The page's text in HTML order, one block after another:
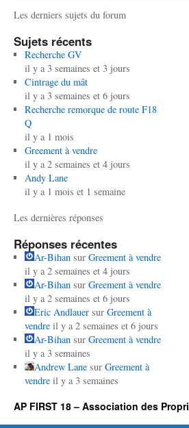
Les derniers sujets du forum
Sujets récents
Recherche GV
il y a 3 semaines et 3 jours
Cintrage du mât
il y a 3 semaines et 6 jours
Recherche remorque de route F18
Q
il y a 1 mois
Greement à vendre
il y a 2 semaines et 4 jours
Andy Lane
il y a 1 mois et 1 semaine
Les dernières réponses
Réponses récentes
Ar-Bihansur Greement à vendre
il y a 2 semaines et 4 jours
Ar-Bihansur Greement à vendre
il y a 2 semaines et 6 jours
Eric Andlauersur Greement à
vendre il y a 2 semaines et 6 jours
Ar-Bihansur Greement à vendre
il y a 3 semaines
Andrew Lanesur Greement à
vendre il y a 3 semaines
AP FIRST 18 – Association des